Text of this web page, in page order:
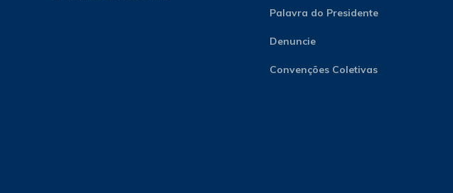
Palavra do Presidente
Denuncie
Convenções Coletivas